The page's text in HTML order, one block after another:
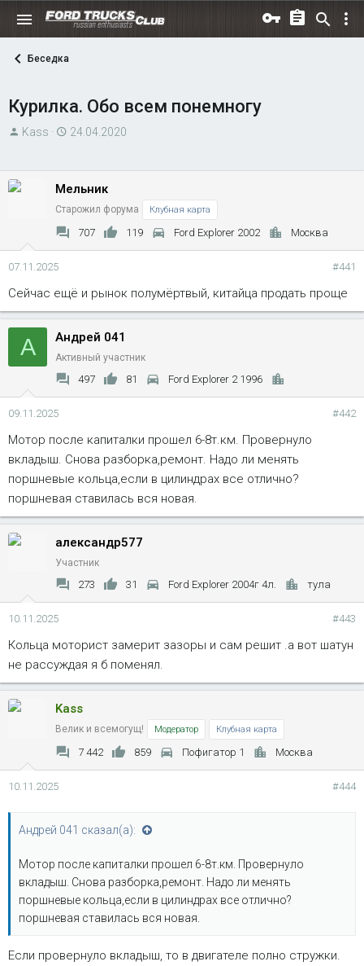
Беседка
Курилка. Обо всем понемногу
А
ы
Kass
Д
а
а
24.04.2020
Мельник
Старожил форума Клубная карта
707 119 Ford Explorer 2002 Москва
07.11.2025 #441
Сейчас ещё и рынок полумёртвый, китайца продать проще
А Андрей 041
Активный участник
497 81 Ford Explorer 2 1996
09.11.2025 #442
Мотор после капиталки прошел 6-8т.км. Провернуло
вкладыш. Снова разборка,ремонт. Надо ли менять
поршневые кольца,если в цилиндрах все отлично?
поршневая ставилась вся новая.
александр577
Участник
273 31 Ford Explorer 2004г 4л. тула
10.11.2025 #443
Кольца моторист замерит зазоры и сам решит .а вот шатун
не рассуждая я б поменял.
Kass
Велик и всемогущ! Модератор Клубная карта
7 442 859 Пофигатор 1 Москва
10.11.2025 #444
Андрей 041 сказал(а):
Мотор после капиталки прошел 6-8т.км. Провернуло
вкладыш. Снова разборка,ремонт. Надо ли менять
поршневые кольца,если в цилиндрах все отлично?
поршневая ставилась вся новая.
Если провернуло вкладыш, то в двигателе полно стружки.